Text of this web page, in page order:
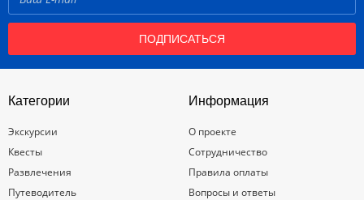
ПОДПИСАТЬСЯ
Категории
Экскурсии
Квесты
Развлечения
Путеводитель
Информация
О проекте
Сотрудничество
Правила оплаты
Вопросы и ответы